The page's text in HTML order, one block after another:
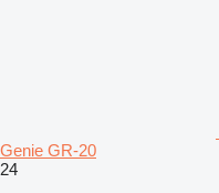
Genie GR-20
24